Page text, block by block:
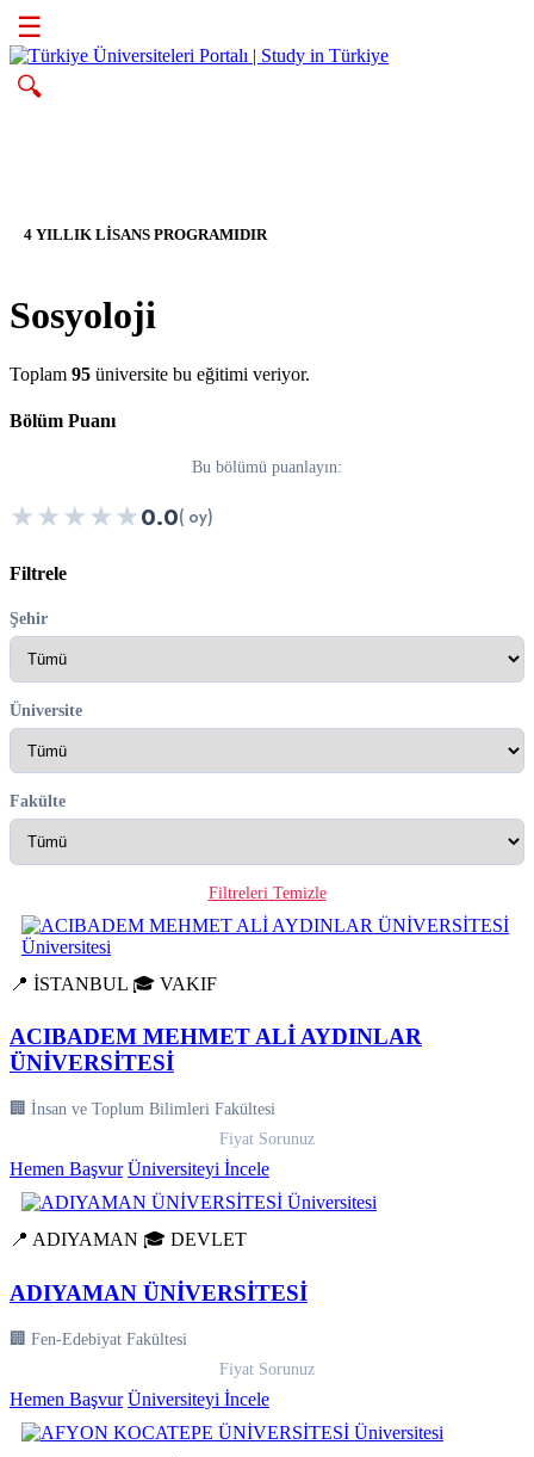
☰
🔍
4 YILLIK LİSANS PROGRAMIDIR
Sosyoloji
Toplam 95 üniversite bu eğitimi veriyor.
Bölüm Puanı
Bu bölümü puanlayın:
★★★★★0.0( oy)
Filtrele
Şehir
Üniversite
Fakülte
Filtreleri Temizle
📍 İSTANBUL 🎓 VAKIF
ACIBADEM MEHMET ALİ AYDINLAR
ÜNİVERSİTESİ
🏢 İnsan ve Toplum Bilimleri Fakültesi
Fiyat Sorunuz
Hemen Başvur Üniversiteyi İncele
📍 ADIYAMAN 🎓 DEVLET
ADIYAMAN ÜNİVERSİTESİ
🏢 Fen-Edebiyat Fakültesi
Fiyat Sorunuz
Hemen Başvur Üniversiteyi İncele